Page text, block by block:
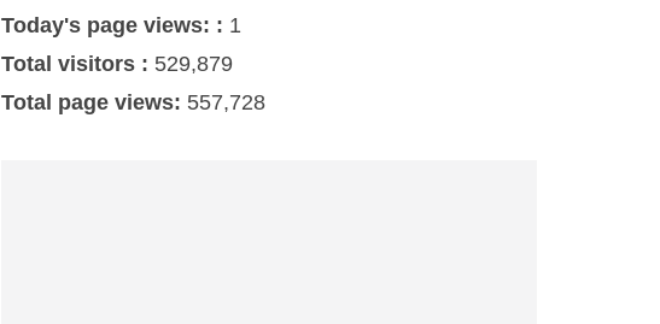
Today's page views: : 1
Total visitors : 529,879
Total page views: 557,728